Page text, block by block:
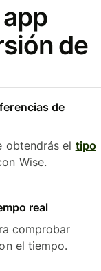
de
de
obtendrás el tipo
Wise.
real
comprobar
el tiempo.